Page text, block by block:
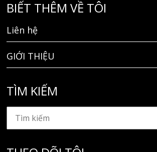
BIẾT THÊM VỀ TÔI
Liên hệ
GIỚI THIỆU
TÌM KIẾM